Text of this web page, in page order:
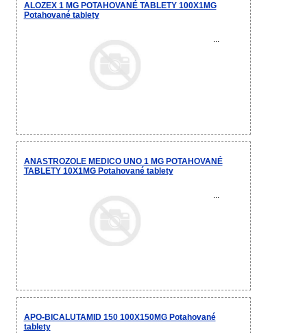
ALOZEX 1 MG POTAHOVANÉ TABLETY 100X1MG
Potahované tablety
...
ANASTROZOLE MEDICO UNO 1 MG POTAHOVANÉ
TABLETY 10X1MG Potahované tablety
...
APO-BICALUTAMID 150 100X150MG Potahované
tablety